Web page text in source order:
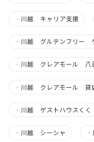
・ 川越 キャリア支援
・ 川越 グルテンフリー
・ 川越 クレアモール 八
・ 川越 クレアモール 貸
・ 川越 ゲストハウスくく
・ 川越 シーシャ ・